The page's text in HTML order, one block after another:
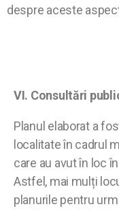
despre aceste
VI. Consultări
Planul elaborat a
localitate în cadrul
care au avut în loc
Astfel, mai mulți
planurile pentru